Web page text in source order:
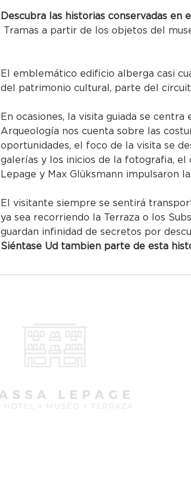
Descubra las historias conservadas en
Tramas a partir de los objetos del
El emblemático edificio alberga casi
del patrimonio cultural, parte del
En ocasiones, la visita guiada se
Arqueología nos cuenta sobre las
oportunidades, el foco de la visita se
galerías y los inicios de la fotografia, el
Lepage y Max Glüksmann impulsaron
El visitante siempre se sentirá
ya sea recorriendo la Terraza o los
guardan infinidad de secretos por
Siéntase Ud tambien parte de esta